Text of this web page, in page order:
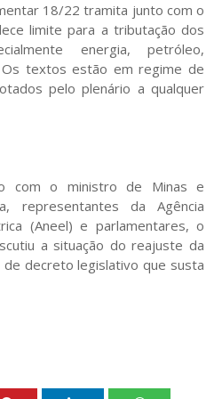
18/22 tramita junto com o
limite para a tributação dos
energia, petróleo,
Os textos estão em regime de
pelo plenário a qualquer
com o ministro de Minas e
representantes da Agência
(Aneel) e parlamentares, o
a situação do reajuste da
decreto legislativo que susta